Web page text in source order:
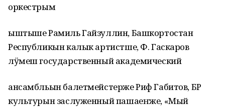
оркестрым
ыштыше Рамиль Гайзуллин, Башкортостан
Республикын калык артистше, Ф. Гаскаров
лӱмеш государственный академический
ансамбльын балетмейстерже Риф Габитов, БР
культурын заслуженный пашаеҥже, «Мый